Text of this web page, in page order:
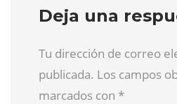
Deja una
Tu dirección de correo
publicada. Los campos
marcados con *